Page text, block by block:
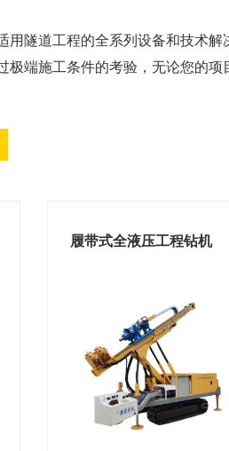
用隧道工程的全系列设备和技术
极端施工条件的考验，无论您的
履带式全液压工程钻机